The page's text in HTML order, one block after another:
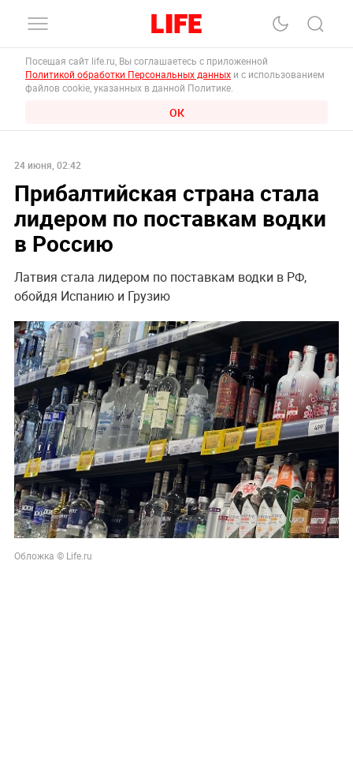
Посещая сайт life.ru, Вы соглашаетесь с приложенной
Политикой обработки Персональных данных и с использованием
файлов cookie, указанных в данной Политике.
ОК
24 июня, 02:42
Прибалтийская страна стала
лидером по поставкам водки
в Россию
Латвия стала лидером по поставкам водки в РФ,
обойдя Испанию и Грузию
Обложка © Life.ru